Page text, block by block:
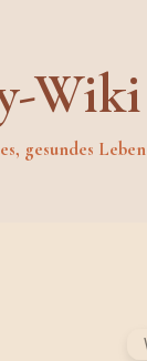
Wiki
gesundes Leben